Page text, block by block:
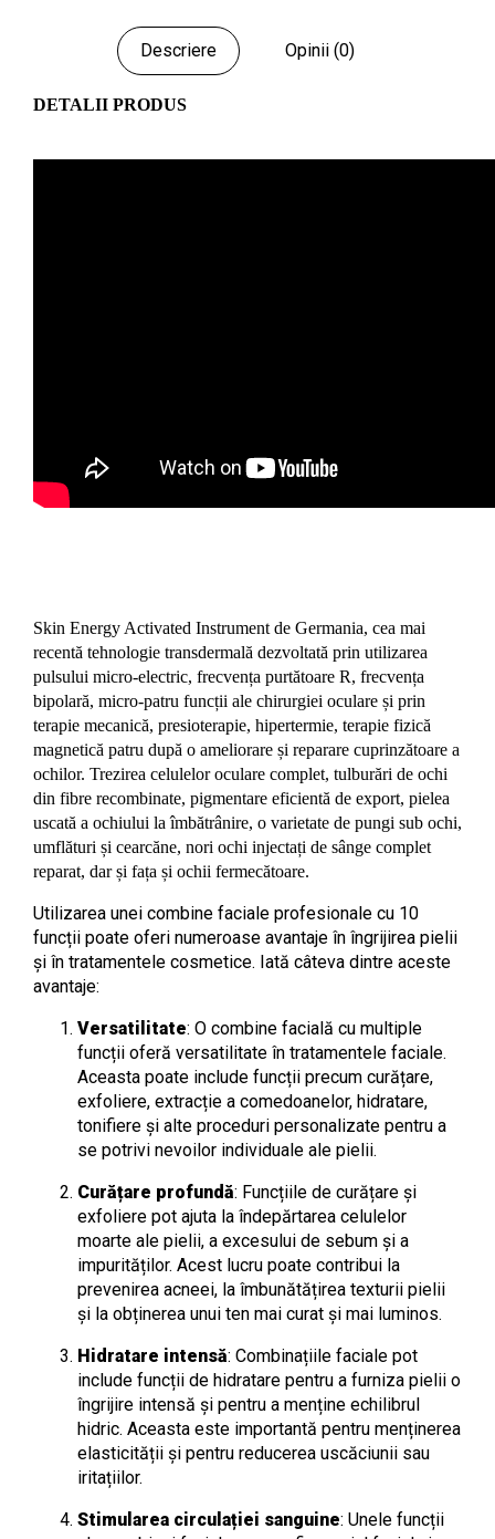
Descriere Opinii (0)
DETALII PRODUS
Skin Energy Activated Instrument de Germania, cea mai
recentă tehnologie transdermală dezvoltată prin utilizarea
pulsului micro-electric, frecvența purtătoare R, frecvența
bipolară, micro-patru funcții ale chirurgiei oculare și prin
terapie mecanică, presioterapie, hipertermie, terapie fizică
magnetică patru după o ameliorare și reparare cuprinzătoare a
ochilor. Trezirea celulelor oculare complet, tulburări de ochi
din fibre recombinate, pigmentare eficientă de export, pielea
uscată a ochiului la îmbătrânire, o varietate de pungi sub ochi,
umflături și cearcăne, nori ochi injectați de sânge complet
reparat, dar și fața și ochii fermecătoare.
Utilizarea unei combine faciale profesionale cu 10
funcții poate oferi numeroase avantaje în îngrijirea pielii
și în tratamentele cosmetice. Iată câteva dintre aceste
avantaje:
Versatilitate: O combine facială cu multiple
funcții oferă versatilitate în tratamentele faciale.
Aceasta poate include funcții precum curățare,
exfoliere, extracție a comedoanelor, hidratare,
tonifiere și alte proceduri personalizate pentru a
se potrivi nevoilor individuale ale pielii.
Curățare profundă: Funcțiile de curățare și
exfoliere pot ajuta la îndepărtarea celulelor
moarte ale pielii, a excesului de sebum și a
impurităților. Acest lucru poate contribui la
prevenirea acneei, la îmbunătățirea texturii pielii
și la obținerea unui ten mai curat și mai luminos.
Hidratare intensă: Combinațiile faciale pot
include funcții de hidratare pentru a furniza pielii o
îngrijire intensă și pentru a menține echilibrul
hidric. Aceasta este importantă pentru menținerea
elasticității și pentru reducerea uscăciunii sau
iritațiilor.
Stimularea circulației sanguine: Unele funcții